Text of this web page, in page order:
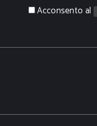
Acconsento al